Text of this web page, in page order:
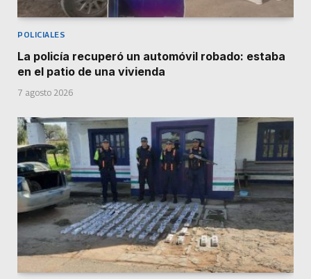
POLICIALES
La policía recuperó un automóvil robado: estaba
en el patio de una vivienda
7 agosto 2026